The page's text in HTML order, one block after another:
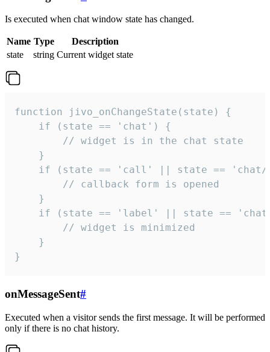
Is executed when chat window state has changed.
Name Type
Description
state
string Current widget state
function jivo_onChangeState(state) {
    if (state == 'chat') {
        // widget is in the chat state
    }
if (state == 'call' || state ==
        // callback form is opened
    }
if (state == 'label' || state ==
        // widget is minimized
    }
}
onMessageSent#
Executed when a visitor sends the first message. It will be performed
only if there is no chat history.